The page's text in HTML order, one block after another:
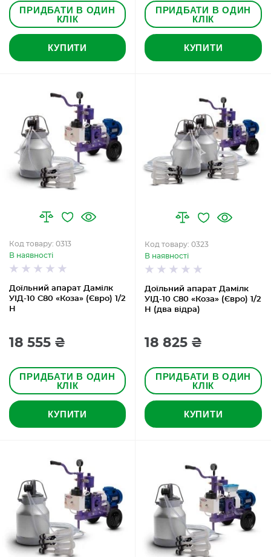
ПРИДБАТИ В ОДИН
КЛІК
КУПИТИ
ПРИДБАТИ В ОДИН
КЛІК
КУПИТИ
Доїльний апарат Дамілк
УІД-10 С80 «Коза» (Євро) 1/2
Н
Код товару: 0313
В наявності
18 555 ₴
ПРИДБАТИ В ОДИН
КЛІК
КУПИТИ
Доїльний апарат Дамілк
УІД-10 С80 «Коза» (Євро) 1/2
Н (два відра)
Код товару: 0323
В наявності
18 825 ₴
ПРИДБАТИ В ОДИН
КЛІК
КУПИТИ